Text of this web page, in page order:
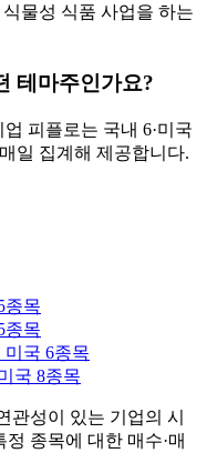
물성 식품 사업을 하는
테마주인가요?
피플로는 국내 6·미국
일 집계해 제공합니다.
종목
종목
미국 6종목
국 8종목
성이 있는 기업의 시
종목에 대한 매수·매